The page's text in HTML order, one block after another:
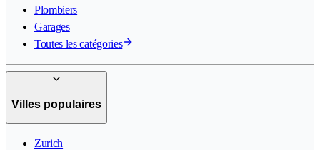
Plombiers
Garages
Toutes les catégories
Villes populaires
Zurich